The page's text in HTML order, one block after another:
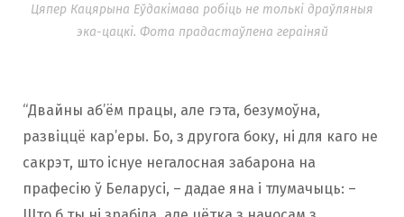
Цяпер Кацярына Еўдакімава робіць не толькі драўляныя
эка-цацкі. Фота прадастаўлена гераіняй
“Двайны аб’ём працы, але гэта, безумоўна,
развіццё кар’еры. Бо, з другога боку, ні для каго не
сакрэт, што існуе негалосная забарона на
прафесію ў Беларусі, – дадае яна і тлумачыць: –